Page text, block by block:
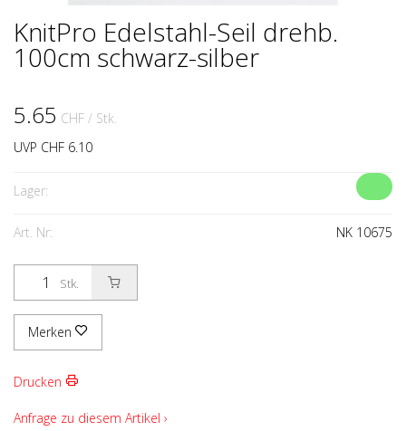
KnitPro Edelstahl-Seil drehb.
100cm schwarz-silber
5.65 CHF / Stk.
UVP CHF 6.10
Lager:
Art. Nr: NK 10675
Stk.
Merken
Drucken
Anfrage zu diesem Artikel ›